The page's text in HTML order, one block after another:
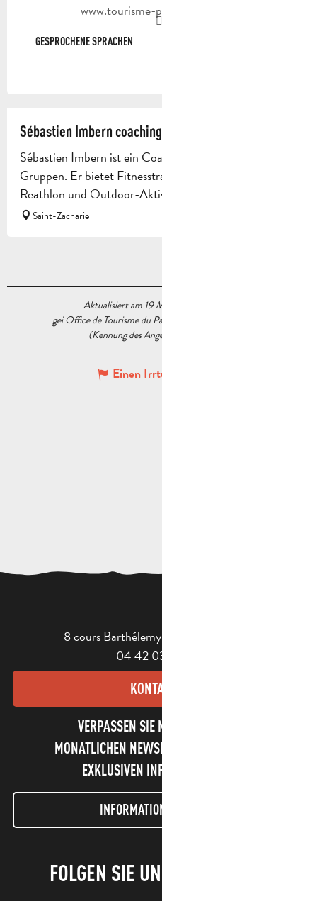
www.tourisme-paysdaubagne.fr
GESPROCHENE SPRACHEN
GESPROCHENE SPRACHEN
Sébastien Imbern coaching sportif
Sébastien Imbern ist ein Coach für Einzelpersonen und
Gruppen. Er bietet Fitnesstraining, Konditionstraining,
Reathlon und Outdoor-Aktivitäten an.
Saint-Zacharie
Aktualisiert am 19 Mai 2026 Um 17:13
gei Office de Tourisme du Pays d’Aubagne et de l’Étoile
(Kennung des Angebots :
Einen Irrtum angeben
8 cours Barthélemy - 13400 Aubagne
04 42 03 49 98
KONTAKT
VERPASSEN SIE NICHT UNSEREN
MONATLICHEN NEWSLETTER UND UNSERE
EXKLUSIVEN INFORMATIONEN!
INFORMATIONEN LETTER
FOLGEN SIE UNS!